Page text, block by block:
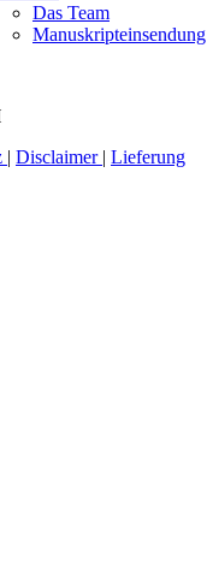
Das Team
Manuskripteinsendung
| Disclaimer | Lieferung